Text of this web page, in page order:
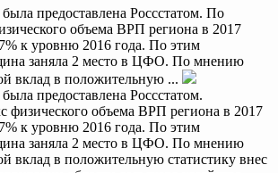
предоставлена Россстатом. По
объема ВРП региона в 2017
к уровню 2016 года. По этим
заняла 2 место в ЦФО. По мнению
вклад в положительную ...
предоставлена Россстатом.
объема ВРП региона в 2017
к уровню 2016 года. По этим
заняла 2 место в ЦФО. По мнению
вклад в положительную статистику внес